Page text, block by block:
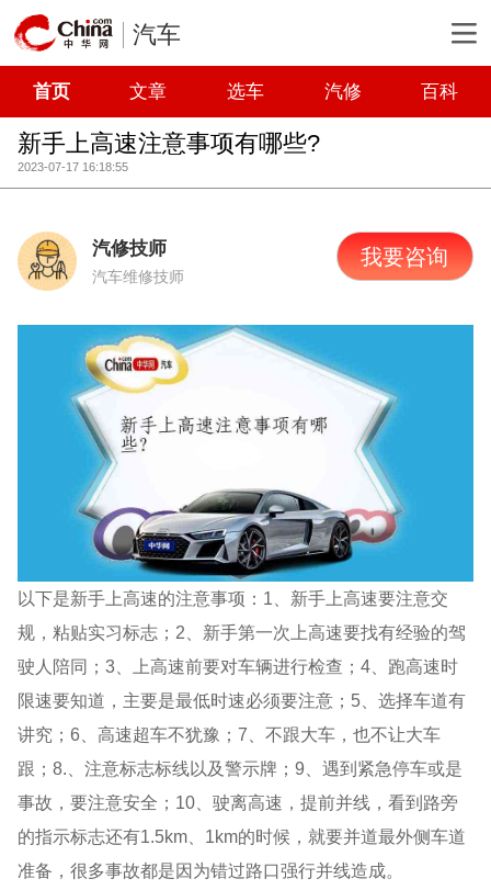
汽车
首页 文章 选车 汽修 百科
新手上高速注意事项有哪些?
2023-07-17 16:18:55
汽修技师
汽车维修技师
我要咨询
以下是新手上高速的注意事项：1、新手上高速要注意交
规，粘贴实习标志；2、新手第一次上高速要找有经验的驾
驶人陪同；3、上高速前要对车辆进行检查；4、跑高速时
限速要知道，主要是最低时速必须要注意；5、选择车道有
讲究；6、高速超车不犹豫；7、不跟大车，也不让大车
跟；8.、注意标志标线以及警示牌；9、遇到紧急停车或是
事故，要注意安全；10、驶离高速，提前并线，看到路旁
的指示标志还有1.5km、1km的时候，就要并道最外侧车道
准备，很多事故都是因为错过路口强行并线造成。